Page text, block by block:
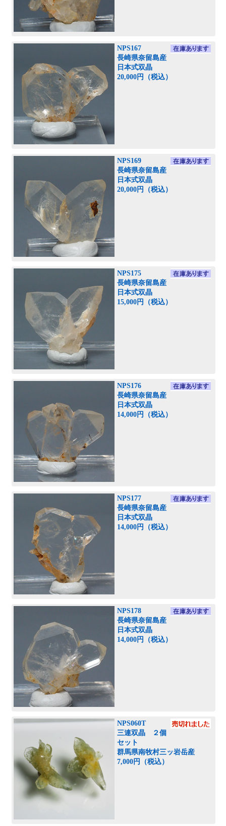
NPS167
長崎県奈留島産
日本式双晶
20,000円（税込）
NPS169
長崎県奈留島産
日本式双晶
20,000円（税込）
NPS175
長崎県奈留島産
日本式双晶
15,000円（税込）
NPS176
長崎県奈留島産
日本式双晶
14,000円（税込）
NPS177
長崎県奈留島産
日本式双晶
14,000円（税込）
NPS178
長崎県奈留島産
日本式双晶
14,000円（税込）
NPS060T
三連双晶 ２個
セット
群馬県南牧村三ッ岩岳産
7,000円（税込）